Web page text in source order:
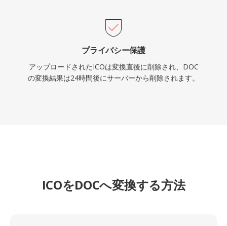
プライバシー保護
アップロードされたICOは変換直後に削除され、DOC
の変換結果は24時間後にサーバーから削除されます。
ICOをDOCへ変換する方法